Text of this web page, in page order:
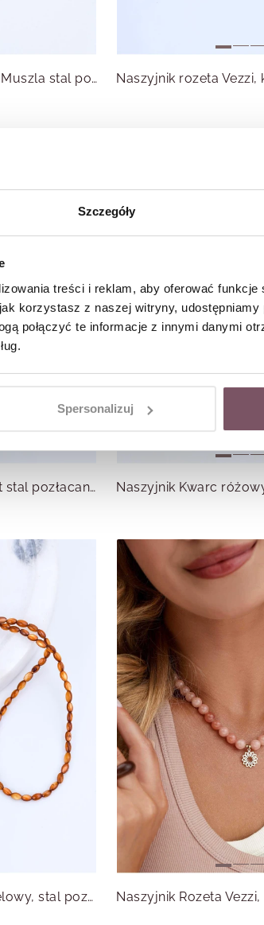
Szczegóły
treści i reklam, aby oferować funkcje
korzystasz z naszej witryny, udostępniamy
połączyć te informacje z innymi danymi
Spersonalizuj
Naszyjnik kwiatek, Agat, Muszla stal pozłacana S315042Z00
Naszyjnik perełka, Jadeit stal pozłacana S316178Z00
Naszyjnik Muszle, karmelowy, stal pozłacana S316291Z17